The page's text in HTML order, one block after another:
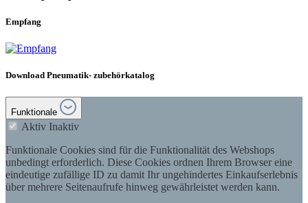
Empfang
Download Pneumatik- zubehörkatalog
Funktionale
Aktiv Inaktiv
Funktionale Cookies sind für die Funktionalität des Webshops
unbedingt erforderlich. Diese Cookies ordnen Ihrem Browser eine
eindeutige zufällige ID zu damit Ihr ungehindertes Einkaufserlebnis
über mehrere Seitenaufrufe hinweg gewährleistet werden kann.